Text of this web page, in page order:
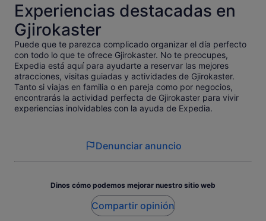
Experiencias destacadas en
Gjirokaster
Puede que te parezca complicado organizar el día perfecto
con todo lo que te ofrece Gjirokaster. No te preocupes,
Expedia está aquí para ayudarte a reservar las mejores
atracciones, visitas guiadas y actividades de Gjirokaster.
Tanto si viajas en familia o en pareja como por negocios,
encontrarás la actividad perfecta de Gjirokaster para vivir
experiencias inolvidables con la ayuda de Expedia.
Denunciar anuncio
Dinos cómo podemos mejorar nuestro sitio web
Compartir opinión